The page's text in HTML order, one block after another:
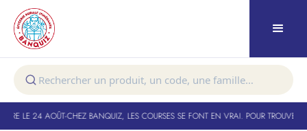
LE 24 AOÛT-CHEZ BANQUIZ, LES COURSES SE FONT EN VRAI. POUR TROUVER